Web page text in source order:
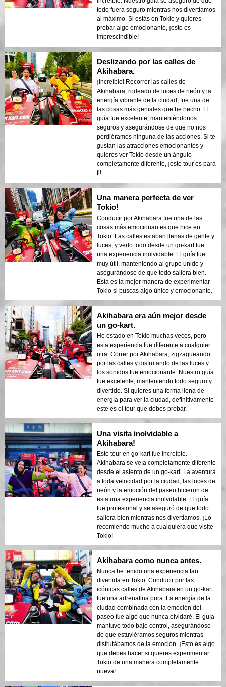
todo fuera seguro mientras nos divertíamos
al máximo. Si estás en Tokio y quieres
probar algo emocionante, ¡esto es
imprescindible!
Deslizando por las calles de
Akihabara.
¡Increíble! Recorrer las calles de
Akihabara, rodeado de luces de neón y la
energía vibrante de la ciudad, fue una de
las cosas más geniales que he hecho. El
guía fue excelente, manteniéndonos
seguros y asegurándose de que no nos
perdiéramos ninguna de las acciones. Si te
gustan las atracciones emocionantes y
quieres ver Tokio desde un ángulo
completamente diferente, ¡este tour es para
ti!
Una manera perfecta de ver
Tokio!
Conducir por Akihabara fue una de las
cosas más emocionantes que hice en
Tokio. Las calles estaban llenas de gente y
luces, y verlo todo desde un go-kart fue
una experiencia inolvidable. El guía fue
muy útil, manteniendo al grupo unido y
asegurándose de que todo saliera bien.
Esta es la mejor manera de experimentar
Tokio si buscas algo único y emocionante.
Akihabara era aún mejor desde
un go-kart.
He estado en Tokio muchas veces, pero
esta experiencia fue diferente a cualquier
otra. Correr por Akihabara, zigzagueando
por las calles y disfrutando de las luces y
los sonidos fue emocionante. Nuestro guía
fue excelente, manteniendo todo seguro y
divertido. Si quieres una forma llena de
energía para ver la ciudad, definitivamente
este es el tour que debes probar.
Una visita inolvidable a
Akihabara!
Este tour en go-kart fue increíble.
Akihabara se veía completamente diferente
desde el asiento de un go-kart. La aventura
a toda velocidad por la ciudad, las luces de
neón y la emoción del paseo hicieron de
esta una experiencia inolvidable. El guía
fue profesional y se aseguró de que todo
saliera bien mientras nos divertíamos. ¡Lo
recomiendo mucho a cualquiera que visite
Tokio!
Akihabara como nunca antes.
Nunca he tenido una experiencia tan
divertida en Tokio. Conducir por las
icónicas calles de Akihabara en un go-kart
fue una adrenalina pura. La energía de la
ciudad combinada con la emoción del
paseo fue algo que nunca olvidaré. El guía
mantuvo todo bajo control, asegurándose
de que estuviéramos seguros mientras
disfrutábamos de la emoción. ¡Esto es algo
que debes hacer si quieres experimentar
Tokio de una manera completamente
nueva!